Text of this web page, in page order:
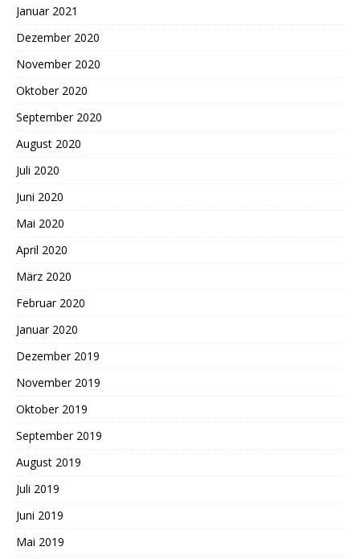
Januar 2021
Dezember 2020
November 2020
Oktober 2020
September 2020
August 2020
Juli 2020
Juni 2020
Mai 2020
April 2020
März 2020
Februar 2020
Januar 2020
Dezember 2019
November 2019
Oktober 2019
September 2019
August 2019
Juli 2019
Juni 2019
Mai 2019